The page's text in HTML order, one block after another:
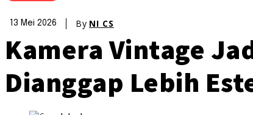
13 Mei 2026 By NI CS
Kamera Vintage
Dianggap Lebih